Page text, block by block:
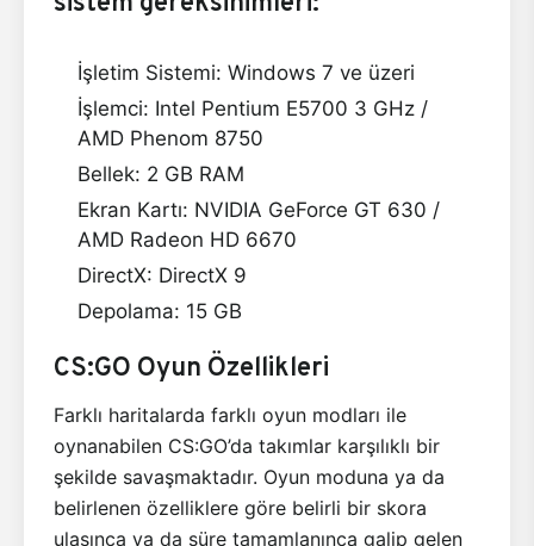
İşletim Sistemi: Windows 7 ve üzeri
İşlemci: Intel Pentium E5700 3 GHz /
AMD Phenom 8750
Bellek: 2 GB RAM
Ekran Kartı: NVIDIA GeForce GT 630 /
AMD Radeon HD 6670
DirectX: DirectX 9
Depolama: 15 GB
CS:GO Oyun Özellikleri
Farklı haritalarda farklı oyun modları ile
oynanabilen CS:GO’da takımlar karşılıklı bir
şekilde savaşmaktadır. Oyun moduna ya da
belirlenen özelliklere göre belirli bir skora
ulaşınca ya da süre tamamlanınca galip gelen